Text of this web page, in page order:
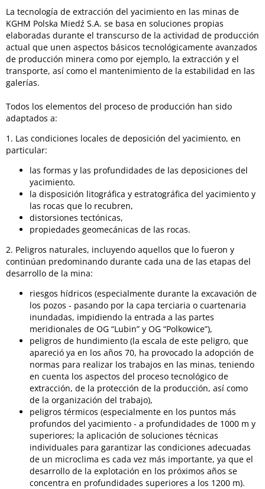
La tecnología de extracción del yacimiento en las minas de
KGHM Polska Miedź S.A. se basa en soluciones propias
elaboradas durante el transcurso de la actividad de producción
actual que unen aspectos básicos tecnológicamente avanzados
de producción minera como por ejemplo, la extracción y el
transporte, así como el mantenimiento de la estabilidad en las
galerías.
Todos los elementos del proceso de producción han sido
adaptados a:
1. Las condiciones locales de deposición del yacimiento, en
particular:
las formas y las profundidades de las deposiciones del
yacimiento.
la disposición litográfica y estratográfica del yacimiento y
las rocas que lo recubren,
distorsiones tectónicas,
propiedades geomecánicas de las rocas.
2. Peligros naturales, incluyendo aquellos que lo fueron y
continúan predominando durante cada una de las etapas del
desarrollo de la mina:
riesgos hídricos (especialmente durante la excavación de
los pozos - pasando por la capa terciaria o cuartenaria
inundadas, impidiendo la entrada a las partes
meridionales de OG “Lubin” y OG “Polkowice”),
peligros de hundimiento (la escala de este peligro, que
apareció ya en los años 70, ha provocado la adopción de
normas para realizar los trabajos en las minas, teniendo
en cuenta los aspectos del proceso tecnológico de
extracción, de la protección de la producción, así como
de la organización del trabajo),
peligros térmicos (especialmente en los puntos más
profundos del yacimiento - a profundidades de 1000 m y
superiores; la aplicación de soluciones técnicas
individuales para garantizar las condiciones adecuadas
de un microclima es cada vez más importante, ya que el
desarrollo de la explotación en los próximos años se
concentra en profundidades superiores a los 1200 m).